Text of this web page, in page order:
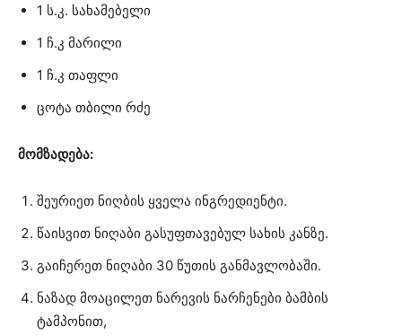
1 ს.კ. სახამებელი
1 ჩ.კ მარილი
1 ჩ.კ თაფლი
ცოტა თბილი რძე
მომზადება:
შეურიეთ ნიღბის ყველა ინგრედიენტი.
წაისვით ნიღაბი გასუფთავებულ სახის კანზე.
გაიჩერეთ ნიღაბი 30 წუთის განმავლობაში.
ნაზად მოაცილეთ ნარევის ნარჩენები ბამბის
ტამპონით,